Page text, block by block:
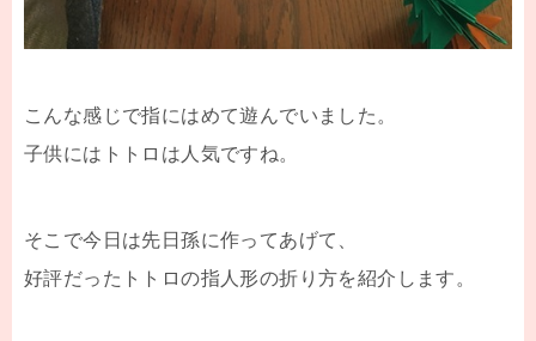
こんな感じで指にはめて遊んでいました。
子供にはトトロは人気ですね。
そこで今日は先日孫に作ってあげて、
好評だったトトロの指人形の折り方を紹介します。